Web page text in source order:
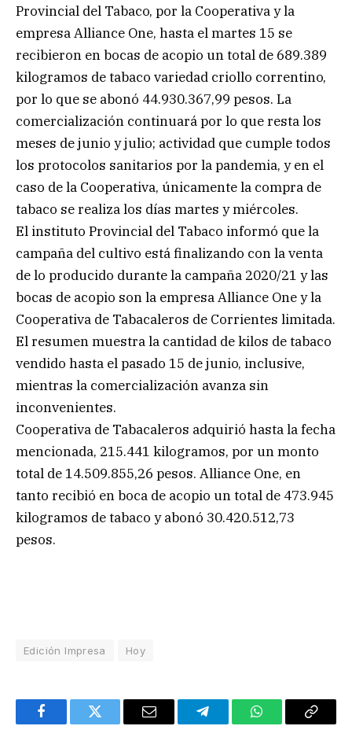
Provincial del Tabaco, por la Cooperativa y la
empresa Alliance One, hasta el martes 15 se
recibieron en bocas de acopio un total de 689.389
kilogramos de tabaco variedad criollo correntino,
por lo que se abonó 44.930.367,99 pesos. La
comercialización continuará por lo que resta los
meses de junio y julio; actividad que cumple todos
los protocolos sanitarios por la pandemia, y en el
caso de la Cooperativa, únicamente la compra de
tabaco se realiza los días martes y miércoles.
El instituto Provincial del Tabaco informó que la
campaña del cultivo está finalizando con la venta
de lo producido durante la campaña 2020/21 y las
bocas de acopio son la empresa Alliance One y la
Cooperativa de Tabacaleros de Corrientes limitada.
El resumen muestra la cantidad de kilos de tabaco
vendido hasta el pasado 15 de junio, inclusive,
mientras la comercialización avanza sin
inconvenientes.
Cooperativa de Tabacaleros adquirió hasta la fecha
mencionada, 215.441 kilogramos, por un monto
total de 14.509.855,26 pesos. Alliance One, en
tanto recibió en boca de acopio un total de 473.945
kilogramos de tabaco y abonó 30.420.512,73
pesos.
Edición Impresa Hoy
FacebookTwitter Email TelegramWhatsAppCopy